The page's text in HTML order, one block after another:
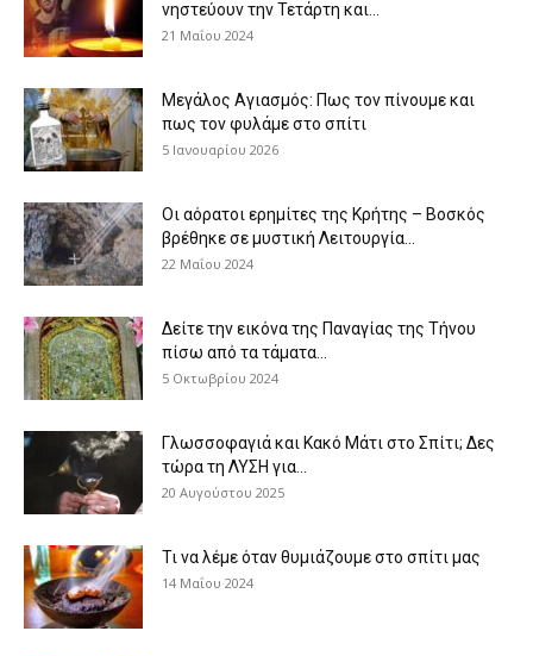
νηστεύουν την Τετάρτη και...
21 Μαΐου 2024
Μεγάλος Αγιασμός: Πως τον πίνουμε και
πως τον φυλάμε στο σπίτι
5 Ιανουαρίου 2026
Οι αόρατοι ερημίτες της Κρήτης – Βοσκός
βρέθηκε σε μυστική Λειτουργία...
22 Μαΐου 2024
Δείτε την εικόνα της Παναγίας της Τήνου
πίσω από τα τάματα...
5 Οκτωβρίου 2024
Γλωσσοφαγιά και Κακό Μάτι στο Σπίτι; Δες
τώρα τη ΛΥΣΗ για...
20 Αυγούστου 2025
Τι να λέμε όταν θυμιάζουμε στο σπίτι μας
14 Μαΐου 2024